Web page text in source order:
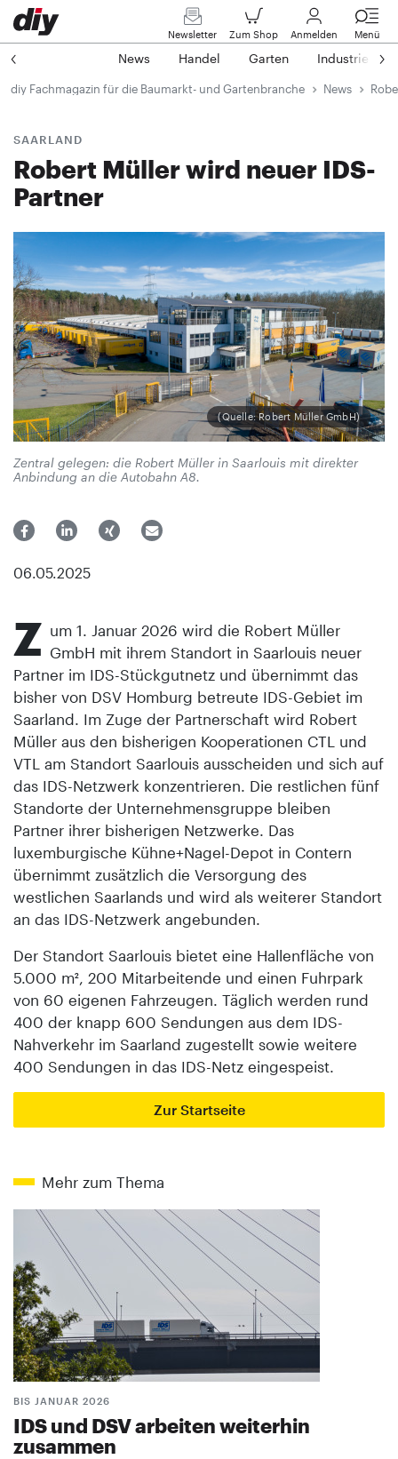
Newsletter Zum Shop Anmelden Menü
News Handel Garten Industrie
diy Fachmagazin für die Baumarkt- und Gartenbranche News
SAARLAND
Robert Müller wird neuer IDS-
Partner
(Quelle: Robert Müller GmbH)
Zentral gelegen: die Robert Müller in Saarlouis mit direkter
Anbindung an die Autobahn A8.
06.05.2025
Z um 1. Januar 2026 wird die Robert Müller
GmbH mit ihrem Standort in Saarlouis neuer
Partner im IDS-Stückgutnetz und übernimmt das
bisher von DSV Homburg betreute IDS-Gebiet im
Saarland. Im Zuge der Partnerschaft wird Robert
Müller aus den bisherigen Kooperationen CTL und
VTL am Standort Saarlouis ausscheiden und sich auf
das IDS-Netzwerk konzentrieren. Die restlichen fünf
Standorte der Unternehmensgruppe bleiben
Partner ihrer bisherigen Netzwerke. Das
luxemburgische Kühne+Nagel-Depot in Contern
übernimmt zusätzlich die Versorgung des
westlichen Saarlands und wird als weiterer Standort
an das IDS-Netzwerk angebunden.
Der Standort Saarlouis bietet eine Hallenfläche von
5.000 m², 200 Mitarbeitende und einen Fuhrpark
von 60 eigenen Fahrzeugen. Täglich werden rund
400 der knapp 600 Sendungen aus dem IDS-
Nahverkehr im Saarland zugestellt sowie weitere
400 Sendungen in das IDS-Netz eingespeist.
Zur Startseite
Mehr zum Thema
BIS JANUAR 2026
IDS und DSV arbeiten weiterhin
zusammen